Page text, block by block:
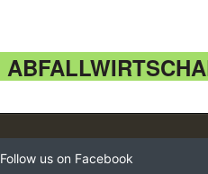
Follow us on Facebook